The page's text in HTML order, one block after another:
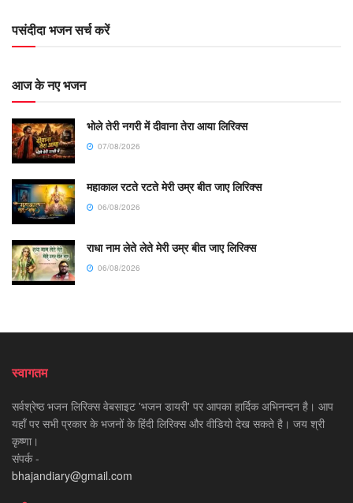
पसंदीदा भजन सर्च करें
आज के नए भजन
भोले तेरी नगरी में दीवाना तेरा आया लिरिक्स
07/08/2026
महाकाल रटते रटते मेरी उम्र बीत जाए लिरिक्स
06/08/2026
राधा नाम लेते लेते मेरी उम्र बीत जाए लिरिक्स
06/08/2026
स्वागतम
सर्वश्रेष्ठ भजन लिरिक्स वेबसाइट 'भजन डायरी' पर आपका हार्दिक अभिनन्दन है। आप
यहाँ पर सभी प्रकार के भजनों के हिंदी लिरिक्स और वीडियो देख सकते है। जय श्री
कृष्णा।
संपर्क -
bhajandiary@gmail.com